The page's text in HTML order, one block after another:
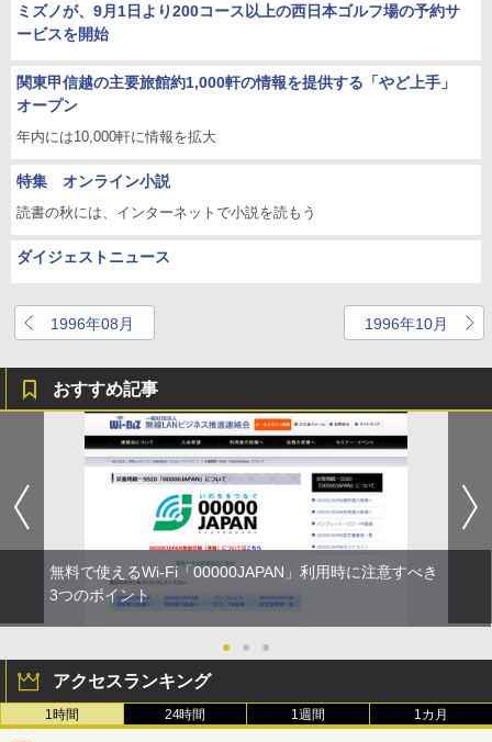
ミズノが、9月1日より200コース以上の西日本ゴルフ場の予約サ
ービスを開始
関東甲信越の主要旅館約1,000軒の情報を提供する「やど上手」
オープン
年内には10,000軒に情報を拡大
特集 オンライン小説
読書の秋には、インターネットで小説を読もう
ダイジェストニュース
1996年08月 1996年10月
おすすめ記事
無料で使えるWi-Fi「00000JAPAN」利用時に注意すべき
3つのポイント
● ● ●
アクセスランキング
1時間 24時間 1週間 1カ月